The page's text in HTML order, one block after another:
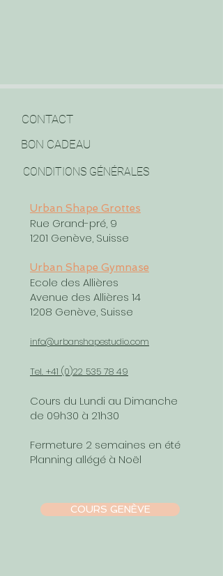
CONTACT
BON CADEAU
CONDITIONS GÉNÉRALES
COURS GENÈVE
Urban Shape Grottes
Rue Grand-pré, 9
1201 Genève, Suisse
Urban Shape Gymnase
Ecole des Allières
Avenue des Allières 14
1208 Genève, Suisse
info@urbanshapestudio.com
Tel. +41 (0)22 535 78 49
Cours du Lundi au Dimanche
de 09h30 à 21h30
Fermeture 2 semaines en été
Planning allégé à Noël